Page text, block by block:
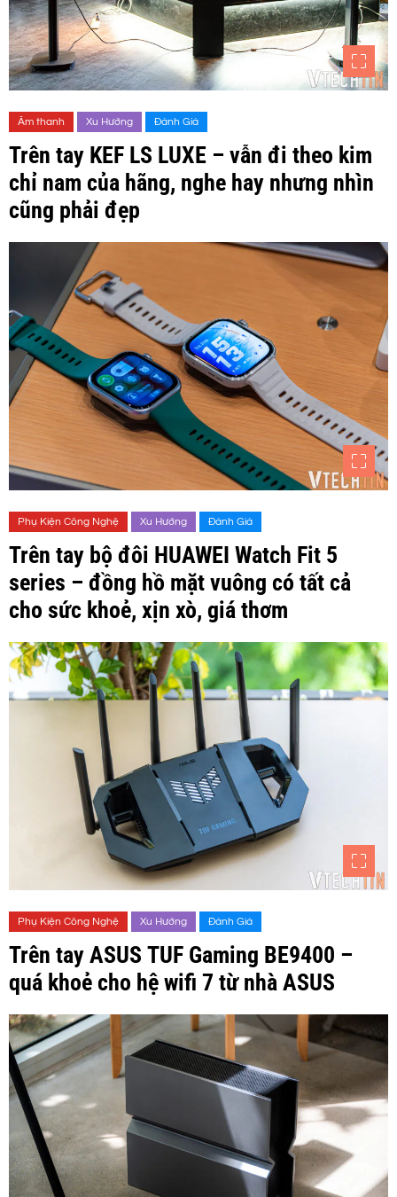
Âm thanh Xu Hướng Đánh Giá
Trên tay KEF LS LUXE – vẫn đi theo kim
chỉ nam của hãng, nghe hay nhưng nhìn
cũng phải đẹp
Phụ Kiện Công Nghệ Xu Hướng Đánh Giá
Trên tay bộ đôi HUAWEI Watch Fit 5
series – đồng hồ mặt vuông có tất cả
cho sức khoẻ, xịn xò, giá thơm
Phụ Kiện Công Nghệ Xu Hướng Đánh Giá
Trên tay ASUS TUF Gaming BE9400 –
quá khoẻ cho hệ wifi 7 từ nhà ASUS